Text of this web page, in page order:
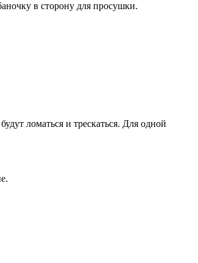
в сторону для просушки.
ломаться и трескаться. Для одной